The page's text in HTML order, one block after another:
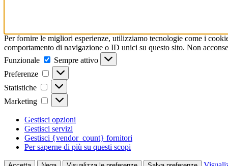
Per fornire le migliori esperienze, utilizziamo tecnologie come i
comportamento di navigazione o ID unici su questo sito. Non
Funzionale
Funzionale
Sempre attivo
Preferenze
Preferenze
Statistiche Statistiche
Marketing Marketing
Gestisci opzioni
Gestisci servizi
Gestisci {vendor_count} fornitori
Per saperne di più su questi scopi